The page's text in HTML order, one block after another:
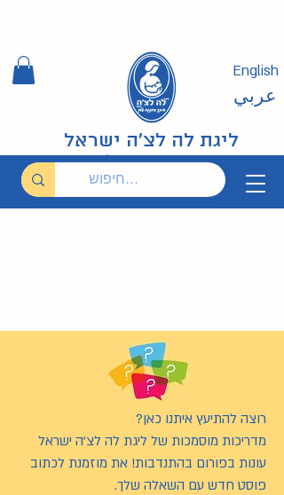
ליגת לה לצ'ה ישראל
English
عربي
רוצה להתיעץ איתנו כאן?
מדריכות מוסמכות של ליגת לה לצ’ה ישראל
עונות בפורום בהתנדבות! את מוזמנת לכתוב
פוסט חדש עם השאלה שלך.